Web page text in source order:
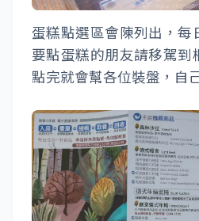
蛋糕點選區會陳列出，每
要點蛋糕的朋友請移駕到
點完就會幫各位裝盤，自